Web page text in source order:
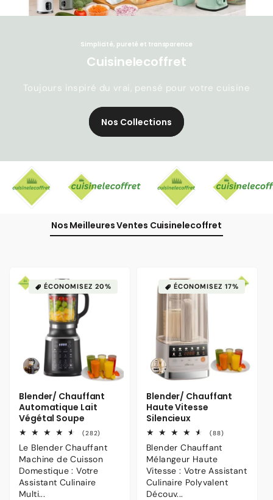
Simplicité, pureté et transparence
Cuisinelecoffret
Toujours inspiré du vrai, pensé pour votre cuisine
Nos Collections
Nos Meilleures Ventes Cuisinelecoffret
ÉCONOMISEZ 20%
Variante
épuisée
ou
indisponible
Blender/ Chauffant
Automatique Lait
Végétal Soupe
(282)282
des
critiques
Le Blender Chauffant
Machine de Cuisson
Domestique : Votre
Assistant Culinaire
Multi...
ÉCONOMISEZ 17%
Variante
épuisée
ou
indisponible
Blender/ Chauffant
Haute Vitesse
Silencieux
(88)88
Blender Chauffant
Mélangeur Haute
Vitesse : Votre Assistant
Culinaire Polyvalent
Découv...